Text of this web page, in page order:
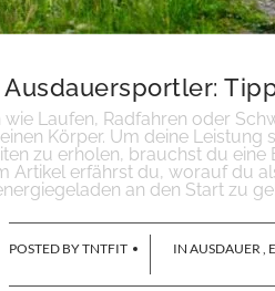
Laufen, Radfahren oder
Körper. Um deine Leistung
zu erholen, brauchst du
Artikel erfährst du, worauf du
an den Start zu
POSTED BYTNTFIT IN AUSDAUER,